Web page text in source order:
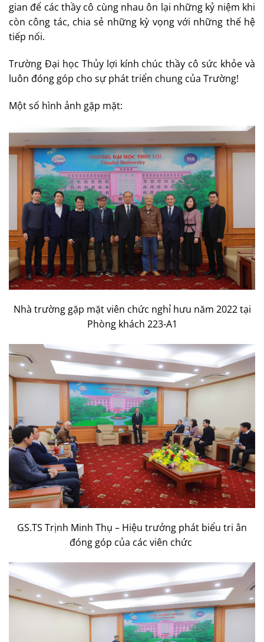
gian để các thầy cô cùng nhau ôn lại những kỷ niệm khi
còn công tác, chia sẻ những kỳ vọng với những thế hệ
tiếp nối.
Trường Đại học Thủy lợi kính chúc thầy cô sức khỏe và
luôn đóng góp cho sự phát triển chung của Trường!
Một số hình ảnh gặp mặt:
Nhà trường gặp mặt viên chức nghỉ hưu năm 2022 tại
Phòng khách 223-A1
GS.TS Trịnh Minh Thụ – Hiệu trưởng phát biểu tri ân
đóng góp của các viên chức